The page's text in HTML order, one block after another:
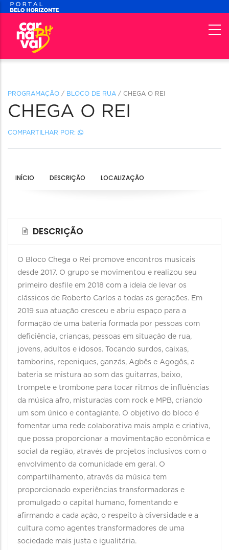
PROGRAMAÇÃO / BLOCO DE RUA / CHEGA O REI
CHEGA O REI
COMPARTILHAR POR:
INÍCIO DESCRIÇÃO LOCALIZAÇÃO
DESCRIÇÃO
O Bloco Chega o Rei promove encontros musicais
desde 2017. O grupo se movimentou e realizou seu
primeiro desfile em 2018 com a ideia de levar os
clássicos de Roberto Carlos a todas as gerações. Em
2019 sua atuação cresceu e abriu espaço para a
formação de uma bateria formada por pessoas com
deficiência, crianças, pessoas em situação de rua,
jovens, adultos e idosos. Tocando surdos, caixas,
tamborins, repeniques, ganzás, Agbês e Agogôs, a
bateria se mistura ao som das guitarras, baixo,
trompete e trombone para tocar ritmos de influências
da música afro, misturadas com rock e MPB, criando
um som único e contagiante. O objetivo do bloco é
fomentar uma rede colaborativa mais ampla e criativa,
que possa proporcionar a movimentação econômica e
social da região, através de projetos inclusivos com o
envolvimento da comunidade em geral. O
compartilhamento, através da música tem
proporcionado experiências transformadoras e
promulgado o capital humano, fomentando e
afirmando a cada ação, o respeito à diversidade e a
cultura como agentes transformadores de uma
sociedade mais justa e igualitária.